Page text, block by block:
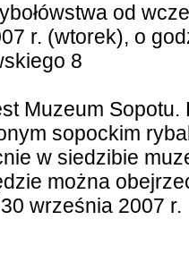
od
r. (wtorek), o
8
Muzeum
sopockim
w siedzibie
można
września 2007 r.